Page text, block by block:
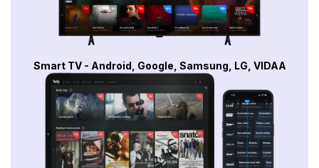
Smart TV - Android, Google, Samsung, LG, VIDAA